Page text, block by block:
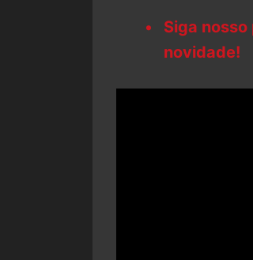
Siga
novidade!